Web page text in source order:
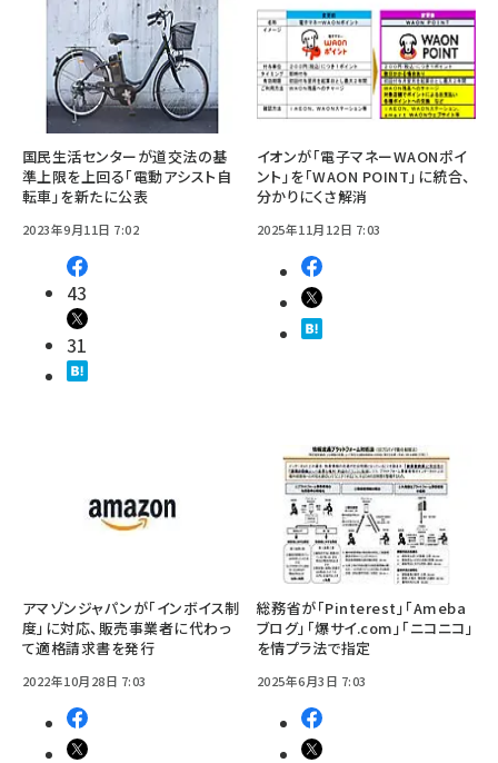
国民生活センターが道交法の基
準上限を上回る「電動アシスト自
転車」を新たに公表
2023年9月11日 7:02
43
31
イオンが「電子マネーWAONポイ
ント」を「WAON POINT」に統合、
分かりにくさ解消
2025年11月12日 7:03
アマゾンジャパンが「インボイス制
度」に対応、販売事業者に代わっ
て適格請求書を発行
2022年10月28日 7:03
総務省が「Pinterest」「Ameba
ブログ」「爆サイ.com」「ニコニコ」
を情プラ法で指定
2025年6月3日 7:03